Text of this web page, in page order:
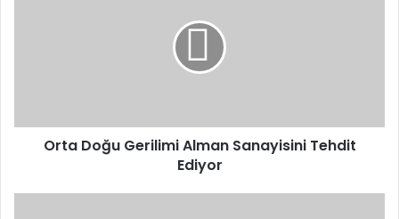
Orta Doğu Gerilimi Alman Sanayisini Tehdit
Ediyor